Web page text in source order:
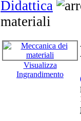
Didattica
materiali
Visualizza
Ingrandimento